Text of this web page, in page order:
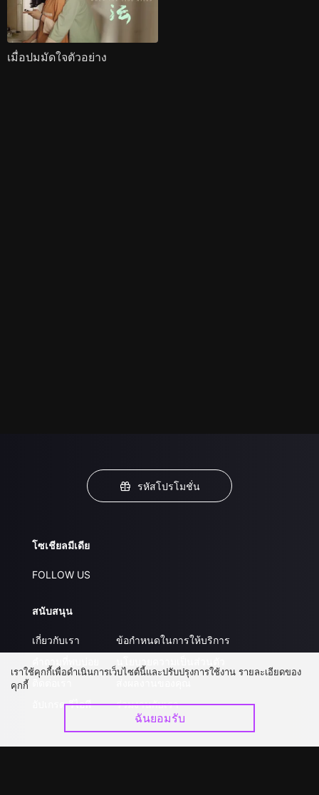
เมื่อปมมัดใจตัวอย่าง
รหัสโปรโมชั่น
โซเชียลมีเดีย
FOLLOW US
สนับสนุน
เกี่ยวกับเรา
อัปเกรด วีไอพี
ข้อกำหนดในการให้บริการ
ร่วมงานกับเรา
เราใช้คุกกี้เพื่อดำเนินการเว็บไซต์นี้และปรับปรุงการใช้งาน รายละเอียดของ
คุกกี้
ฉันยอมรับ